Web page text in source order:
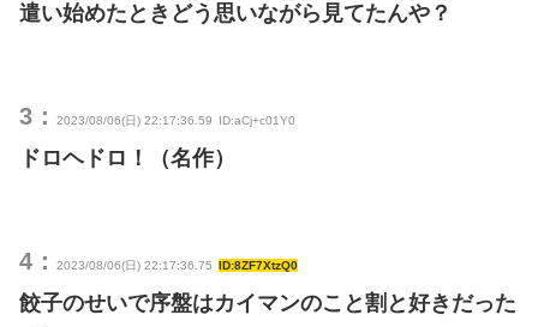
遣い始めたときどう思いながら見てたんや？
3： 2023/08/06(日) 22:17:36.59 ID:aCj+c01Y0
ドロヘドロ！（名作）
4： 2023/08/06(日) 22:17:36.75 ID:8ZF7XtzQ0
餃子のせいで序盤はカイマンのこと割と好きだった